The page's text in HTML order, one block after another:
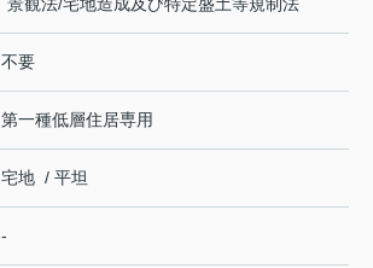
景観法/宅地造成及び特定盛土等規制法
不要
第一種低層住居専用
宅地 / 平坦
-